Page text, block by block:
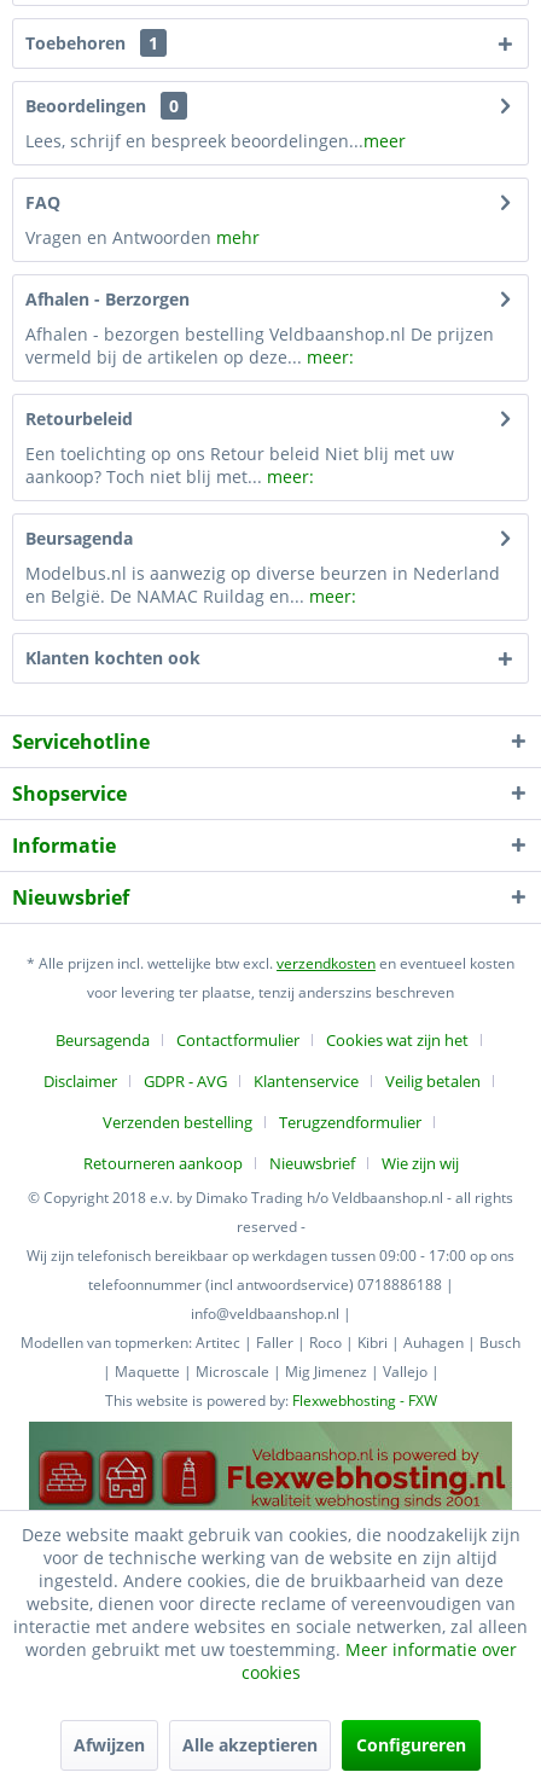
Toebehoren 1
Beoordelingen
0
Lees, schrijf en bespreek beoordelingen...meer
FAQ
Vragen en Antwoorden mehr
Afhalen - Berzorgen
Afhalen - bezorgen bestelling Veldbaanshop.nl De prijzen
vermeld bij de artikelen op deze... meer:
Retourbeleid
Een toelichting op ons Retour beleid Niet blij met uw
aankoop? Toch niet blij met... meer:
Beursagenda
Modelbus.nl is aanwezig op diverse beurzen in Nederland
en België. De NAMAC Ruildag en... meer:
Klanten kochten ook
Servicehotline
Shopservice
Informatie
Nieuwsbrief
* Alle prijzen incl. wettelijke btw excl.verzendkostenen eventueel kosten
voor levering ter plaatse, tenzij anderszins beschreven
Beursagenda Contactformulier
Cookies wat zijn het
Disclaimer
GDPR - AVG Klantenservice
Veilig betalen
Verzenden bestelling
Terugzendformulier
Retourneren aankoop
Nieuwsbrief Wie zijn wij
© Copyright 2018 e.v. by Dimako Trading h/o Veldbaanshop.nl - all rights
reserved -
Wij zijn telefonisch bereikbaar op werkdagen tussen 09:00 - 17:00 op ons
telefoonnummer (incl antwoordservice) 0718886188 |
info@veldbaanshop.nl |
Modellen van topmerken: Artitec | Faller | Roco | Kibri | Auhagen | Busch
| Maquette | Microscale | Mig Jimenez | Vallejo |
This website is powered by: Flexwebhosting - FXW
Deze website maakt gebruik van cookies, die noodzakelijk zijn
voor de technische werking van de website en zijn altijd
ingesteld. Andere cookies, die de bruikbaarheid van deze
website, dienen voor directe reclame of vereenvoudigen van
interactie met andere websites en sociale netwerken, zal alleen
worden gebruikt met uw toestemming. Meer informatie over
cookies
Afwijzen Alle akzeptieren Configureren